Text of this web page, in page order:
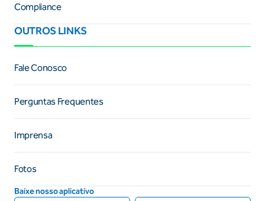
Compliance
OUTROS LINKS
Fale Conosco
Perguntas Frequentes
Imprensa
Fotos
Baixe nosso aplicativo